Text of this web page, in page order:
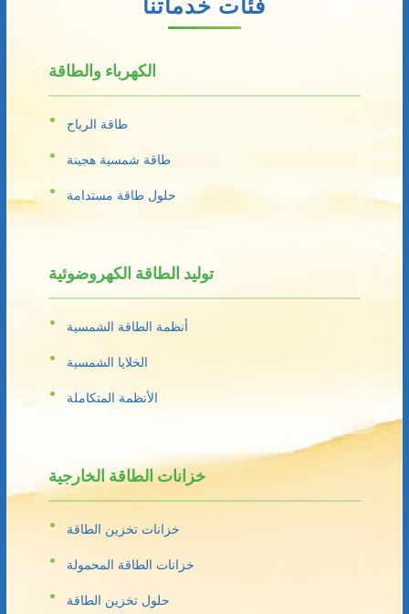
الكهرباء والطاقة
طاقة الرياح
طاقة شمسية هجينة
حلول طاقة مستدامة
توليد الطاقة الكهروضوئية
أنظمة الطاقة الشمسية
الخلايا الشمسية
الأنظمة المتكاملة
خزانات الطاقة الخارجية
خزانات تخزين الطاقة
خزانات الطاقة المحمولة
حلول تخزين الطاقة